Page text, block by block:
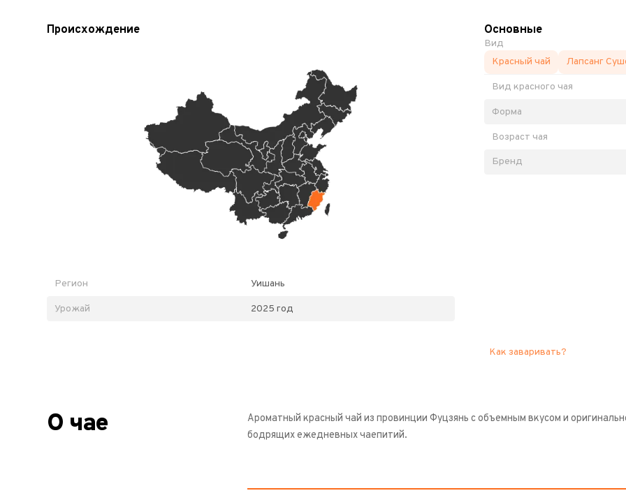
Происхождение
Регион Уишань
Урожай 2025 год
Основные
Вид
Красный чай
Лапсанг
Вид красного чая
Форма
Возраст чая
Бренд
Как заваривать?
О чае
Ароматный красный чай из провинции Фуцзянь с объемным вкусом и
бодрящих ежедневных чаепитий.